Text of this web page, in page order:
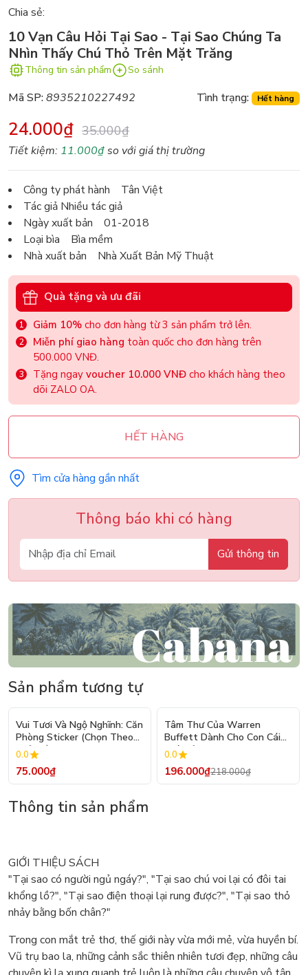
Chia sẻ:
10 Vạn Câu Hỏi Tại Sao - Tại Sao Chúng Ta
Nhìn Thấy Chú Thỏ Trên Mặt Trăng
Thông tin sản phẩm So sánh
Mã SP:8935210227492 Tình trạng: Hết hàng
24.000₫ 35.000₫
Tiết kiệm: 11.000₫so với giá thị trường
Công ty phát hành Tân Việt
Tác giả Nhiều tác giả
Ngày xuất bản 01-2018
Loại bìa Bìa mềm
Nhà xuất bản Nhà Xuất Bản Mỹ Thuật
Quà tặng và ưu đãi
Giảm 10% cho đơn hàng từ 3 sản phẩm trở lên.
Miễn phí giao hàng toàn quốc cho đơn hàng trên
500.000 VNĐ.
Tặng ngay voucher 10.000 VNĐ cho khách hàng theo
dõi ZALO OA.
HẾT HÀNG
Tìm cửa hàng gần nhất
Thông báo khi có hàng
Gửi thông tin
Sản phẩm tương tự
Vui Tươi Và Ngộ Nghĩnh: Căn
Phòng Sticker (Chọn Theo
Chủ Đề) - Hơn 250 Sticker
0.0
75.000₫
Tâm Thư Của Warren
Buffett Dành Cho Con Cái
(Tái Bản 2026)
0.0
196.000₫218.000₫
Thông tin sản phẩm
GIỚI THIỆU SÁCH
"Tại sao có người ngủ ngáy?", "Tại sao chú voi lại có đôi tai
khổng lồ?", "Tại sao điện thoại lại rung được?", "Tại sao thỏ
nhảy bằng bốn chân?"
Trong con mắt trẻ thơ, thế giới này vừa mới mẻ, vừa huyền bí.
Vũ trụ bao la, những cảnh sắc thiên nhiên tươi đẹp, những câu